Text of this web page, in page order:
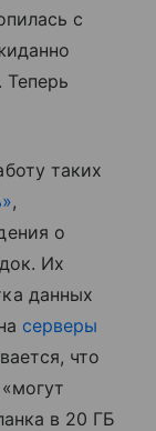
с
таких
,
о
Их
данных
серверы
что
в 20 ГБ